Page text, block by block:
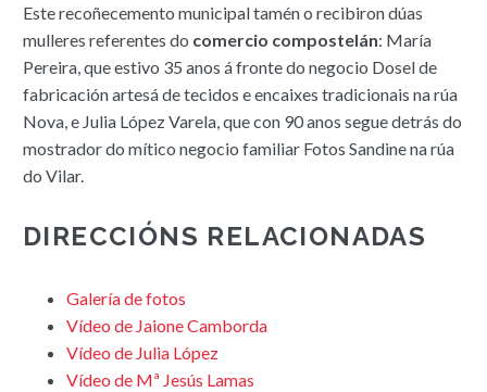
Este recoñecemento municipal tamén o recibiron dúas
mulleres referentes do comercio compostelán: María
Pereira, que estivo 35 anos á fronte do negocio Dosel de
fabricación artesá de tecidos e encaixes tradicionais na rúa
Nova, e Julia López Varela, que con 90 anos segue detrás do
mostrador do mítico negocio familiar Fotos Sandine na rúa
do Vilar.
DIRECCIÓNS RELACIONADAS
Galería de fotos
Vídeo de Jaione Camborda
Vídeo de Julia López
Vídeo de Mª Jesús Lamas